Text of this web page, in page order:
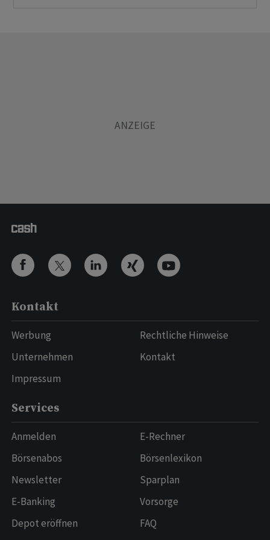
Kontakt
Werbung
Unternehmen
Impressum
Rechtliche Hinweise
Kontakt
Services
Anmelden
Börsenabos
Newsletter
E-Banking
Depot eröffnen
E-Rechner
Börsenlexikon
Sparplan
Vorsorge
FAQ